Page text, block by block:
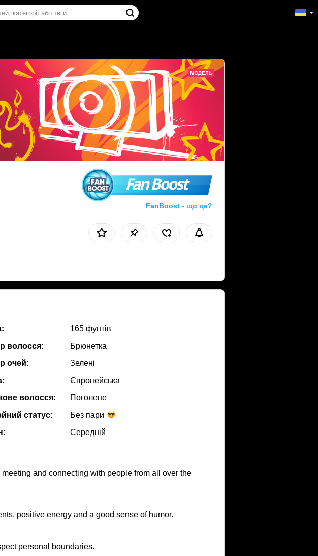
Fan Boost
FanBoost - що це?
165 фунтів
волосся:
Брюнетка
очей:
Зелені
Європейська
волосся:
Поголене
статус:
Без пари
Середній
and connecting with people from all over the
positive energy and a good sense of humor.
personal boundaries.